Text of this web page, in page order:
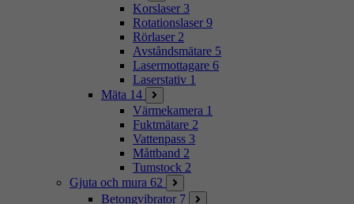
Korslaser 3
Rotationslaser 9
Rörlaser 2
Avståndsmätare 5
Lasermottagare 6
Laserstativ 1
Mäta 14
Värmekamera 1
Fuktmätare 2
Vattenpass 3
Måttband 2
Tumstock 2
Gjuta och mura 62
Betongvibrator 7